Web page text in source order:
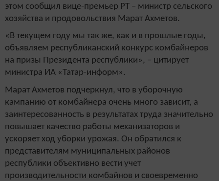
этом сообщил вице-премьер РТ – министр сельского
хозяйства и продовольствия Марат Ахметов.
«В текущем году мы так же, как и в прошлые годы,
объявляем республиканский конкурс комбайнеров
на призы Президента республики», – цитирует
министра ИА «Татар-информ».
Марат Ахметов подчеркнул, что в уборочную
кампанию от комбайнера очень много зависит, а
заинтересованность в результатах труда значительно
повышает качество работы механизаторов и
ускоряет ход уборки урожая. Он обратился к
представителям муниципальных районов
республики объективно вести учет
производительности комбайнов и своевременно